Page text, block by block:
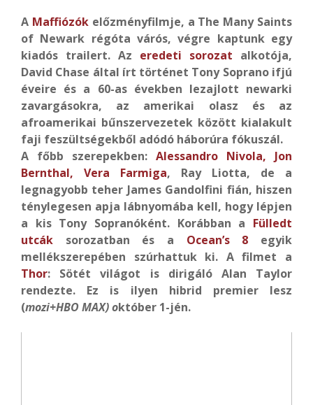
A Maffiózókelőzményfilmje, a The Many Saints
of Newark régóta várós, végre kaptunk egy
kiadós trailert. Az eredeti sorozat alkotója,
David Chase által írt történet Tony Soprano ifjú
éveire és a 60-as években lezajlott newarki
zavargásokra, az amerikai olasz és az
afroamerikai bűnszervezetek között kialakult
faji feszültségekből adódó háborúra fókuszál.
A főbb szerepekben: Alessandro Nivola, Jon
Bernthal, Vera Farmiga, Ray Liotta, de a
legnagyobb teher James Gandolfini fián, hiszen
ténylegesen apja lábnyomába kell, hogy lépjen
a kis Tony Sopranóként. Korábban a Fülledt
utcák sorozatban és a Ocean’s 8 egyik
mellékszerepében szúrhattuk ki. A filmet a
Thor: Sötét világot is dirigáló Alan Taylor
rendezte. Ez is ilyen hibrid premier lesz
(mozi+HBO MAX) október 1-jén.